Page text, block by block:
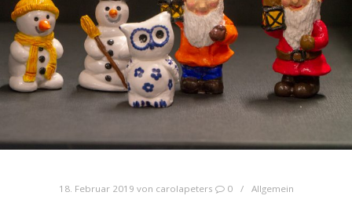
18. Februar 2019 von carolapeters 0 Allgemein